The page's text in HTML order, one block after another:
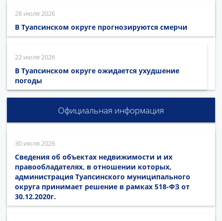
28 июля 2026
В Туапсинском округе прогнозируются смерчи
22 июля 2026
В Туапсинском округе ожидается ухудшение
погоды
Официальная информация
30 июля 2026
Сведения об объектах недвижимости и их
правообладателях, в отношении которых,
администрация Туапсинского муниципального
округа принимает решение в рамках 518-ФЗ от
30.12.2020г.